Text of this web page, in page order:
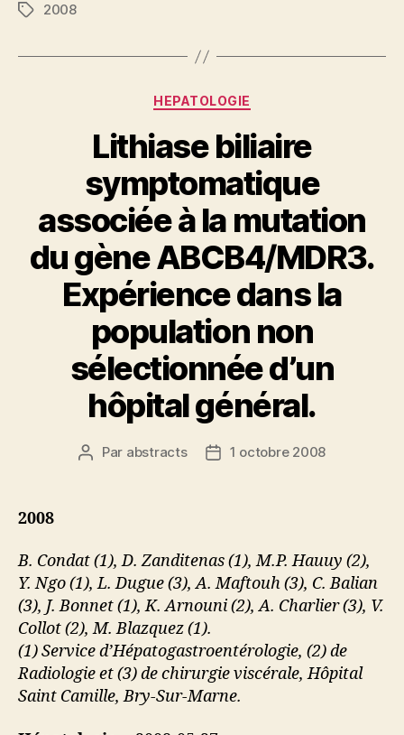
Étiquettes
2008
Catégories
HEPATOLOGIE
Lithiase biliaire
symptomatique
associée à la mutation
du gène ABCB4/MDR3.
Expérience dans la
population non
sélectionnée d’un
hôpital général.
Auteur
Par abstracts
Date1 octobre 2008
2008
B. Condat (1), D. Zanditenas (1), M.P. Hauuy (2),
Y. Ngo (1), L. Dugue (3), A. Maftouh (3), C. Balian
(3), J. Bonnet (1), K. Arnouni (2), A. Charlier (3), V.
Collot (2), M. Blazquez (1).
(1) Service d’Hépatogastroentérologie, (2) de
Radiologie et (3) de chirurgie viscérale, Hôpital
Saint Camille, Bry-Sur-Marne.